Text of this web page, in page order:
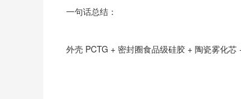
一句话总结：
外壳 PCTG + 密封圈食品级硅胶 + 陶瓷雾化芯